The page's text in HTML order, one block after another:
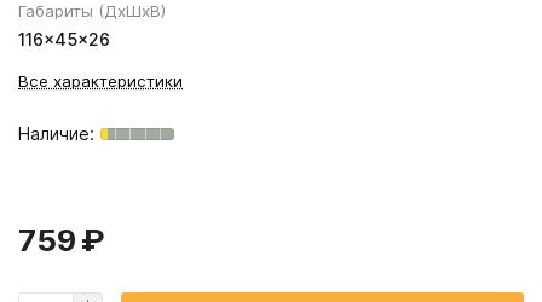
Габариты (ДхШхВ)
116×45×26
Все характеристики
759 ₽